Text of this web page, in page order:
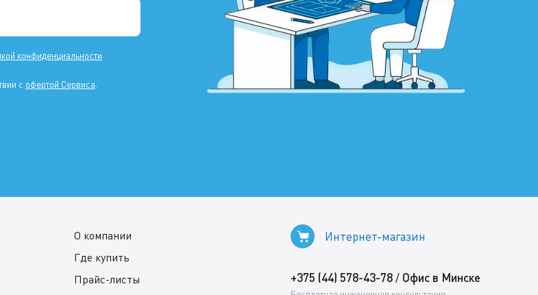
конфиденциальности
с офертой Сервиса
О компании
Где купить
Прайс-листы
Интернет-магазин
+375 (44) 578-43-78 / Офис в Минске